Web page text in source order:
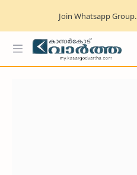
Join Whatsapp Group.